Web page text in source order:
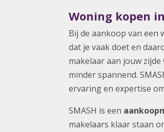
Woning kopen
Bij de aankoop van een
dat je vaak doet en
makelaar aan jouw
minder spannend.
ervaring en expertise
SMASH is een
makelaars klaar staan